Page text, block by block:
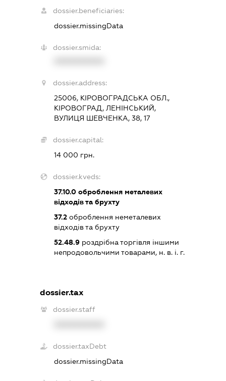
dossier.beneficiaries:
dossier.missingData
dossier.smida:
dossier.address:
25006, КІРОВОГРАДСЬКА ОБЛ.,
КІРОВОГРАД, ЛЕНІНСЬКИЙ,
ВУЛИЦЯ ШЕВЧЕНКА, 38, 17
dossier.capital:
14 000 грн.
dossier.kveds:
37.10.0оброблення металевих
відходів та брухту
37.2оброблення неметалевих
відходів та брухту
52.48.9роздрібна торгівля іншими
непродовольчими товарами, н. в. і. г.
dossier.tax
dossier.staff
dossier.taxDebt
dossier.missingData